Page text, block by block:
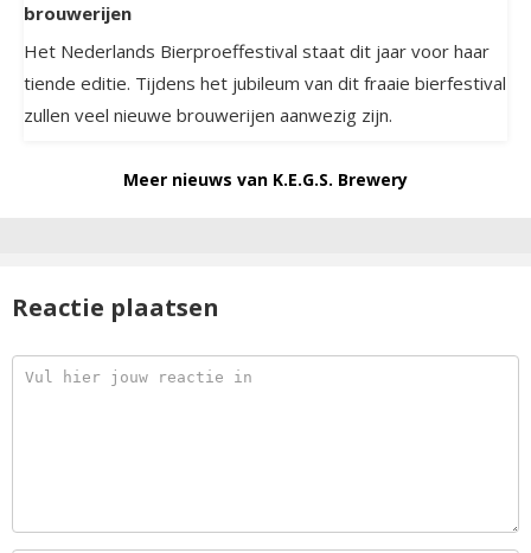
brouwerijen
Het Nederlands Bierproeffestival staat dit jaar voor haar
tiende editie. Tijdens het jubileum van dit fraaie bierfestival
zullen veel nieuwe brouwerijen aanwezig zijn.
Meer nieuws van K.E.G.S. Brewery
Reactie plaatsen